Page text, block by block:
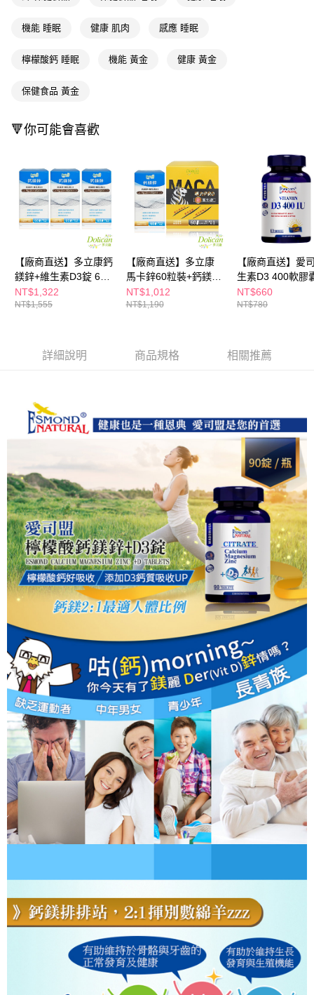
２．訂單成立數日內，您將收到繳費通知簡訊。
３．收到繳費通知簡訊後14天內，點擊此簡訊中的連結，可透過四大超商／
※ 請注意：結帳手續完成當下不需立刻繳費，但若您需要取消訂單，請聯絡
後付繳納相關費用。
※ 交易是否成功請以「AFTEE先享後付 」之結帳頁面顯示為準，若有關於
客戶支援中心」https://netprotections.freshdesk.com/support/home
１．透過由恩沛科技股份有限公司提供之「AFTEE先享後付」服務完成之交
易，需依本服務之必要範圍內提供個人資料，並將交易相關給付款項請求債
權轉讓予恩沛科技股份有限公司。
２．關於個人資料處理事宜，請瀏覽以下網址：
https://aftee.tw/terms/#terms3
３．未成年的使用者請事先徵得法定代理人或監護人之同意方可使用
「AFTEE先享後付」，若未經同意申辦者引起之損失，本公司不負相關責
４．使用「AFTEE先享後付」時，將依據個別帳號之用戶狀況，依本公司即
時審查核予不同之上限額度；若仍有額度不足之情形，本公司將視審查結果
請求用戶進行身份認證。
５．嚴禁一人註冊多個帳號或使用他人資訊註冊。若發現惡意使用之情形，
機能 睡眠 健康 肌肉 感應 睡眠
檸檬酸鈣 睡眠 機能 黃金 健康 黃金
保健食品 黃金
🔻你可能會喜歡
【廠商直送】多立康鈣
鎂鋅+維生素D3錠 60
粒x3
NT$1,322
NT$1,555
【廠商直送】多立康
馬卡鋅60粒裝+鈣鎂鋅
D3 60粒裝
NT$1,012
NT$1,190
【廠商直送】愛
生素D3 400軟膠
粒Vitamin D3
NT$660
NT$780
詳細說明 商品規格 相關推薦